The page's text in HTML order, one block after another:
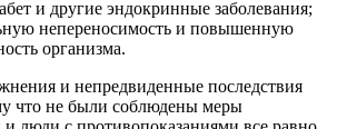
и другие эндокринные заболевания;
непереносимость и повышенную
организма.
и непредвиденные последствия
что не были соблюдены меры